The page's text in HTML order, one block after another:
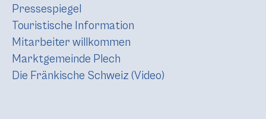
Pressespiegel
Touristische Information
Mitarbeiter willkommen
Marktgemeinde Plech
Die Fränkische Schweiz (Video)